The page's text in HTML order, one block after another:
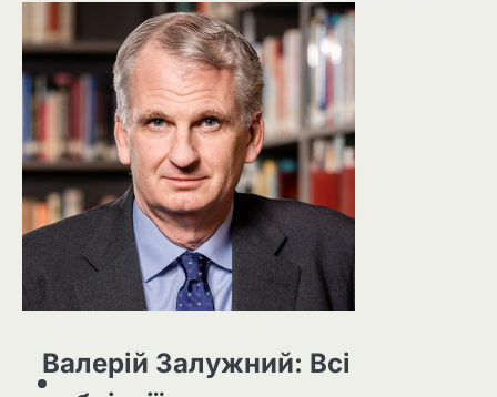
Валерій Залужний: Всі